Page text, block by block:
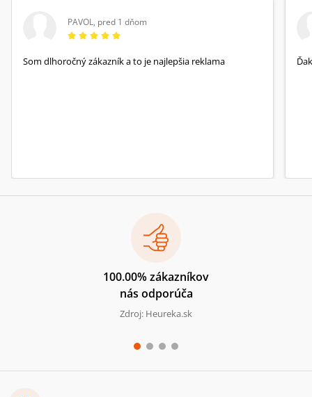
České vydání přináší také doslov nakladatele
se stručným výčtem stěžejních událostí, které
PAVOL, pred 1 dňom
Som dlhoročný zákazník a to je najlepšia reklama
100.00% zákazníkov
nás odporúča
Zdroj: Heureka.sk